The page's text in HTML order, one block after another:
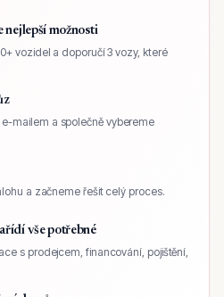
nejlepší možnosti
vozidel a doporučí 3 vozy, které
mailem a společně vybereme
a začneme řešit celý proces.
vše potřebné
s prodejcem, financování, pojištění,